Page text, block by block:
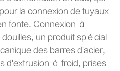
la connexion de tuyaux
fonte. Connexion à
un produit spécial
des barres d'acier,
d'extrusion à froid, prises